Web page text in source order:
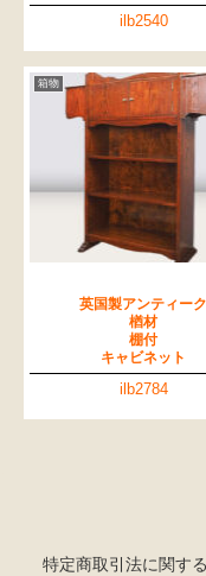
ilb2540
箱物
英国製アンティーク
楢材
棚付
キャビネット
ilb2784
特定商取引法に関す